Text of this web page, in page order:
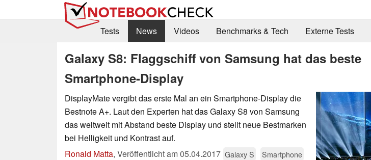
Tests
News Videos Benchmarks & Tech Externe Tests
Galaxy S8: Flaggschiff von Samsung hat das beste
Smartphone-Display
DisplayMate vergibt das erste Mal an ein Smartphone-Display die
Bestnote A+. Laut den Experten hat das Galaxy S8 von Samsung
das weltweit mit Abstand beste Display und stellt neue Bestmarken
bei Helligkeit und Kontrast auf.
Ronald Matta, Veröffentlicht am05.04.2017 Galaxy S
Smartphone